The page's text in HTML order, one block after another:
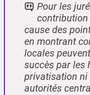
Pour les
cause des
en montrant
locales
succès par les
privatisation ni
autorités